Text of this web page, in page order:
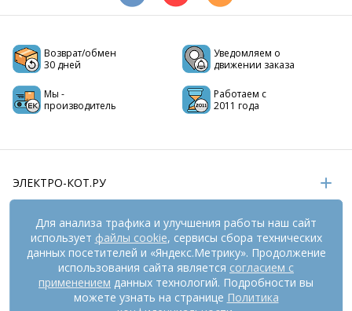
Возврат/обмен
30 дней
Уведомляем о
движении заказа
Мы -
производитель
Работаем с
2011 года
ЭЛЕКТРО-КОТ.РУ
ИНФОРМАЦИЯ
РЕКВИЗИТЫ
На информационном ресурсе применяются
Для анализа трафика и улучшения работы наш сайт
использует файлы cookie, сервисы сбора технических
данных посетителей и «Яндекс.Метрику». Продолжение
использования сайта является согласием с
применением данных технологий. Подробности вы
можете узнать на странице Политика